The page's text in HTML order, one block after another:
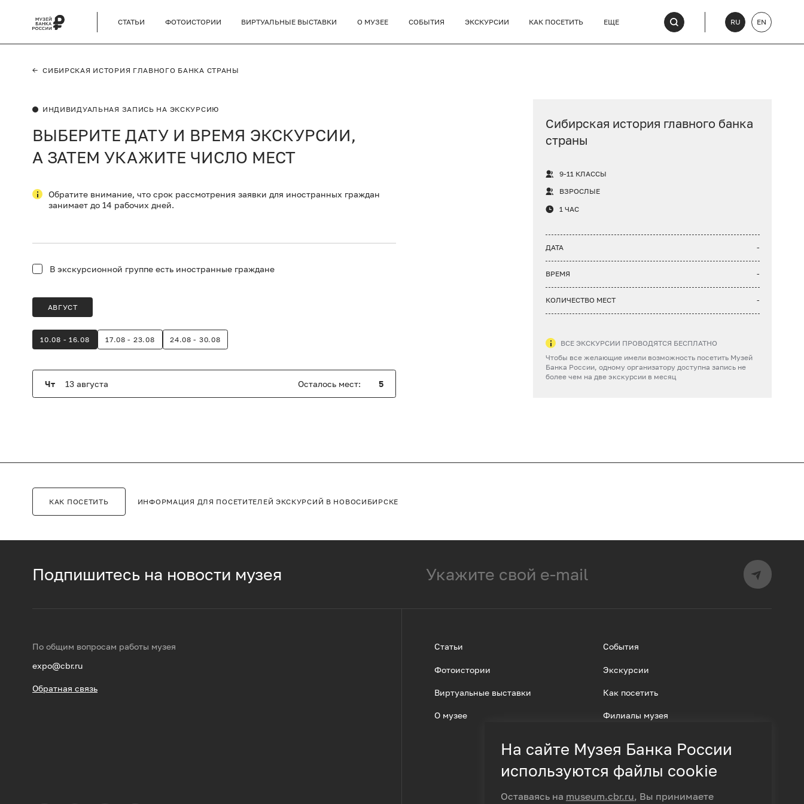
СТАТЬИ ФОТОИСТОРИИ ВИРТУАЛЬНЫЕ ВЫСТАВКИ О МУЗЕЕ СОБЫТИЯ ЭКСКУРСИИ КАК ПОСЕТИТЬ ЕЩЕ RU EN
←СИБИРСКАЯ ИСТОРИЯ ГЛАВНОГО БАНКА СТРАНЫ
ИНДИВИДУАЛЬНАЯ ЗАПИСЬ НА ЭКСКУРСИЮ
ВЫБЕРИТЕ ДАТУ И ВРЕМЯ ЭКСКУРСИИ,
А ЗАТЕМ УКАЖИТЕ ЧИСЛО МЕСТ
Обратите внимание, что срок рассмотрения заявки для иностранных граждан
занимает до 14 рабочих дней.
В экскурсионной группе есть иностранные граждане
АВГУСТ
10.08 - 16.08 17.08 - 23.08 24.08 - 30.08
Чт 13 августа Oсталось мест: 5
Сибирская история главного банка
страны
9-11 КЛАССЫ
ВЗРОСЛЫЕ
1 ЧАС
ДАТА -
ВРЕМЯ -
КОЛИЧЕСТВО МЕСТ -
ВСЕ ЭКСКУРСИИ ПРОВОДЯТСЯ БЕСПЛАТНО
Чтобы все желающие имели возможность посетить Музей
Банка России, одному организатору доступна запись не
более чем на две экскурсии в месяц
КАК ПОСЕТИТЬ ИНФОРМАЦИЯ ДЛЯ ПОСЕТИТЕЛЕЙ ЭКСКУРСИЙ В НОВОСИБИРСКЕ
Подпишитесь на новости музея
По общим вопросам работы музея
expo@cbr.ru
Обратная связь
Статьи
Фотоистории
Виртуальные выставки
О музее
События
Экскурсии
Как посетить
Филиалы музея
На сайте Музея Банка России
используются файлы cookie
Оставаясь на museum.cbr.ru, Вы принимаете